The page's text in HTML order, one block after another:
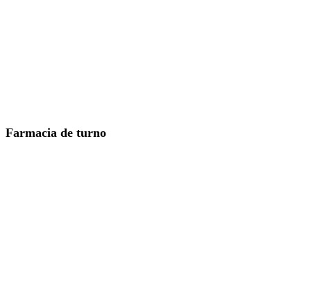
Farmacia de turno